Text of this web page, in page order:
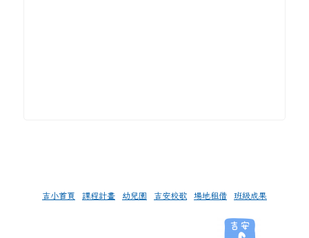
吉小首頁 課程計畫 幼兒園 吉安校歌 場地租借 班級成果